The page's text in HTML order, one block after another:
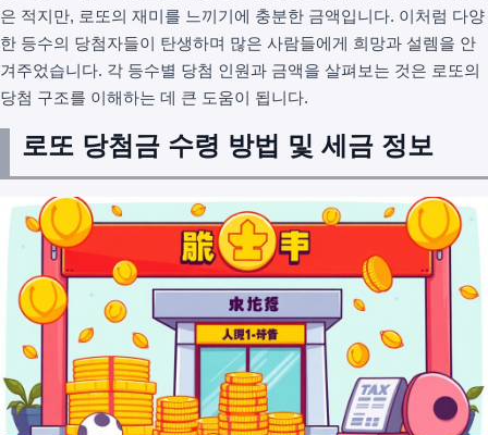
은 적지만, 로또의 재미를 느끼기에 충분한 금액입니다. 이처럼 다양
한 등수의 당첨자들이 탄생하며 많은 사람들에게 희망과 설렘을 안
겨주었습니다. 각 등수별 당첨 인원과 금액을 살펴보는 것은 로또의
당첨 구조를 이해하는 데 큰 도움이 됩니다.
로또 당첨금 수령 방법 및 세금 정보